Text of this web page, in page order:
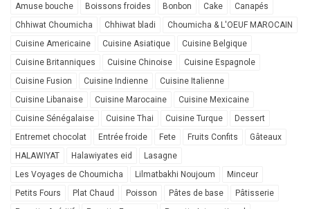
Amuse bouche
Boissons froides Bonbon Cake
Canapés
Chhiwat Choumicha
Chhiwat bladi
Choumicha & L'OEUF MAROCAIN
Cuisine Americaine
Cuisine Asiatique
Cuisine Belgique
Cuisine Britanniques
Cuisine Chinoise
Cuisine Espagnole
Cuisine Fusion
Cuisine Indienne
Cuisine Italienne
Cuisine Libanaise
Cuisine Marocaine
Cuisine Mexicaine
Cuisine Sénégalaise
Cuisine Thai Cuisine Turque
Dessert
Entremet chocolat
Entrée froide Fete Fruits Confits
Gâteaux
HALAWIYAT
Halawiyates eid
Lasagne
Les Voyages de Choumicha
Lilmatbakhi Noujoum
Minceur
Petits Fours
Plat Chaud Poisson Pâtes de base
Pâtisserie